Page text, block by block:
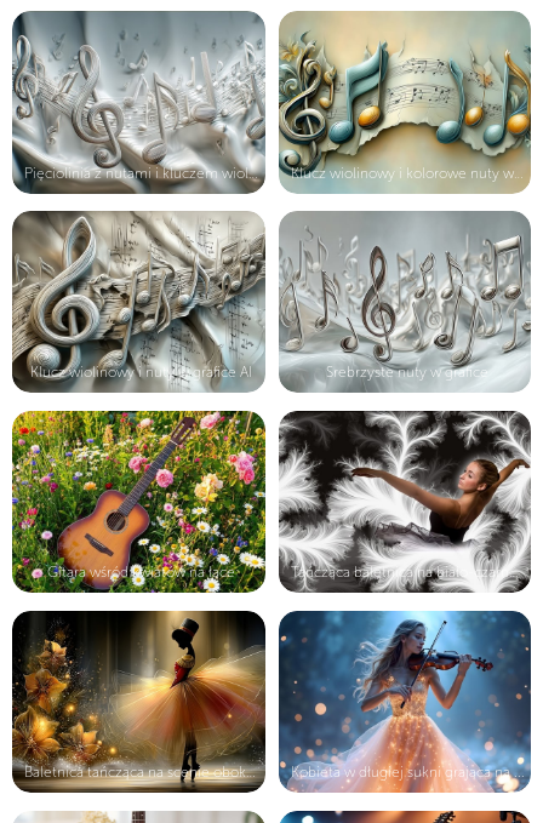
Pięciolinia z nutami i kluczem wiol... Klucz wiolinowy i kolorowe nuty w g...
Klucz wiolinowy i nuty w grafice AI Srebrzyste nuty w grafice
Gitara wśród kwiatów na łące Tańcząca baletnica na biało-czarnym...
Baletnica tańcząca na scenie obok c... Kobieta w długiej sukni grająca na ...